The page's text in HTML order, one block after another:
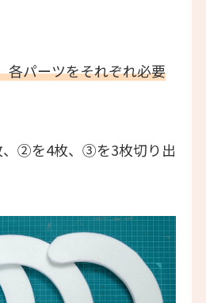
各パーツをそれぞれ必要
②を4枚、③を3枚切り出